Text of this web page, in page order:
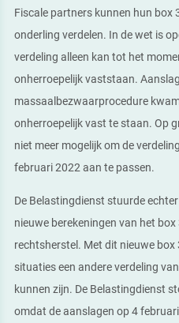
Fiscale partners kunnen hun box
onderling verdelen. In de wet is
verdeling alleen kan tot het
onherroepelijk vaststaan.
massaalbezwaarprocedure
onherroepelijk vast te staan. Op
niet meer mogelijk om de
februari 2022 aan te passen.
De Belastingdienst stuurde
nieuwe berekeningen van het
rechtsherstel. Met dit nieuwe
situaties een andere verdeling
kunnen zijn. De Belastingdienst
omdat de aanslagen op 4